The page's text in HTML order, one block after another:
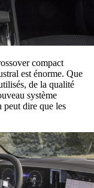
compact
est énorme. Que
de la qualité
système
peut dire que les